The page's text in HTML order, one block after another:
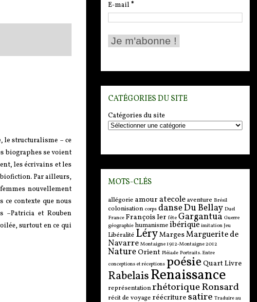
le structuralisme – ce
biographes se voient
les écrivains et les
Par ailleurs,
nouvellement
ce contexte que nous
–Patricia et Rouben
surtout en ce qui
E-mail *
CATÉGORIES DU SITE
Catégories du site
MOTS-CLÉS
allégorie amour atecoleaventure Brésil
colonisation corps danseDu Bellay Duel
France François Ier fête Gargantua Guerre
géographie humanisme ibérique imitation Jeu
Libéralité LéryMargesMarguerite de
Navarre Montaigne 1912-Montaigne 2012
Nature Orient Pléiade Portraits. Entre
conceptions et réceptions poésie Quart Livre
RabelaisRenaissance
représentationrhétoriqueRonsard
récit de voyage réécriture satire Traduire au